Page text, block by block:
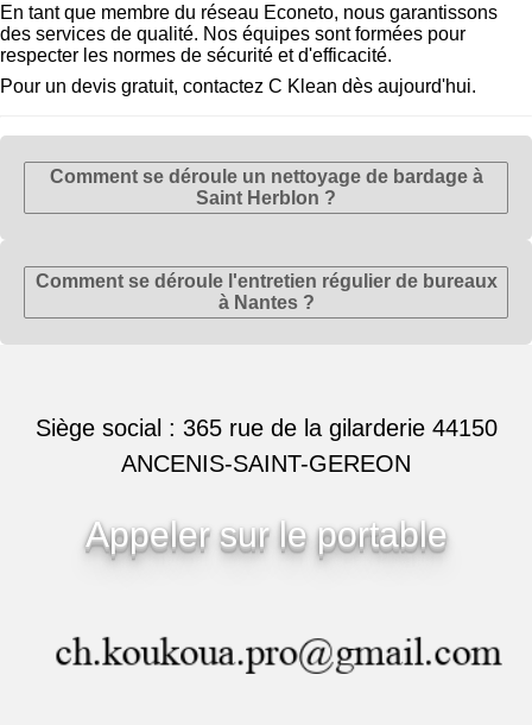
En tant que membre du réseau Econeto, nous garantissons
des services de qualité. Nos équipes sont formées pour
respecter les normes de sécurité et d'efficacité.
Pour un devis gratuit, contactez C Klean dès aujourd'hui.
Comment se déroule un nettoyage de bardage à
Saint Herblon ?
Comment se déroule l'entretien régulier de bureaux
à Nantes ?
Siège social : 365 rue de la gilarderie 44150
ANCENIS-SAINT-GEREON
Appeler sur le portable